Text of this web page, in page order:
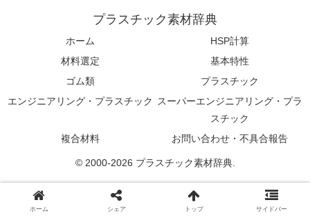
プラスチック素材辞典
ホーム
HSP計算
材料選定
基本特性
ゴム類
プラスチック
エンジニアリング・プラスチック スーパーエンジニアリング・プラ
スチック
複合材料
お問い合わせ・不具合報告
© 2000-2026 プラスチック素材辞典.
ホーム シェア トップ サイドバー